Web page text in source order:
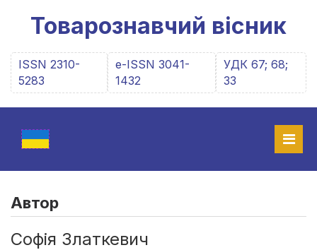
Товарознавчий вісник
ISSN 2310-
5283
e-ISSN 3041-
1432
УДК 67; 68;
33
Автор
Софія Златкевич